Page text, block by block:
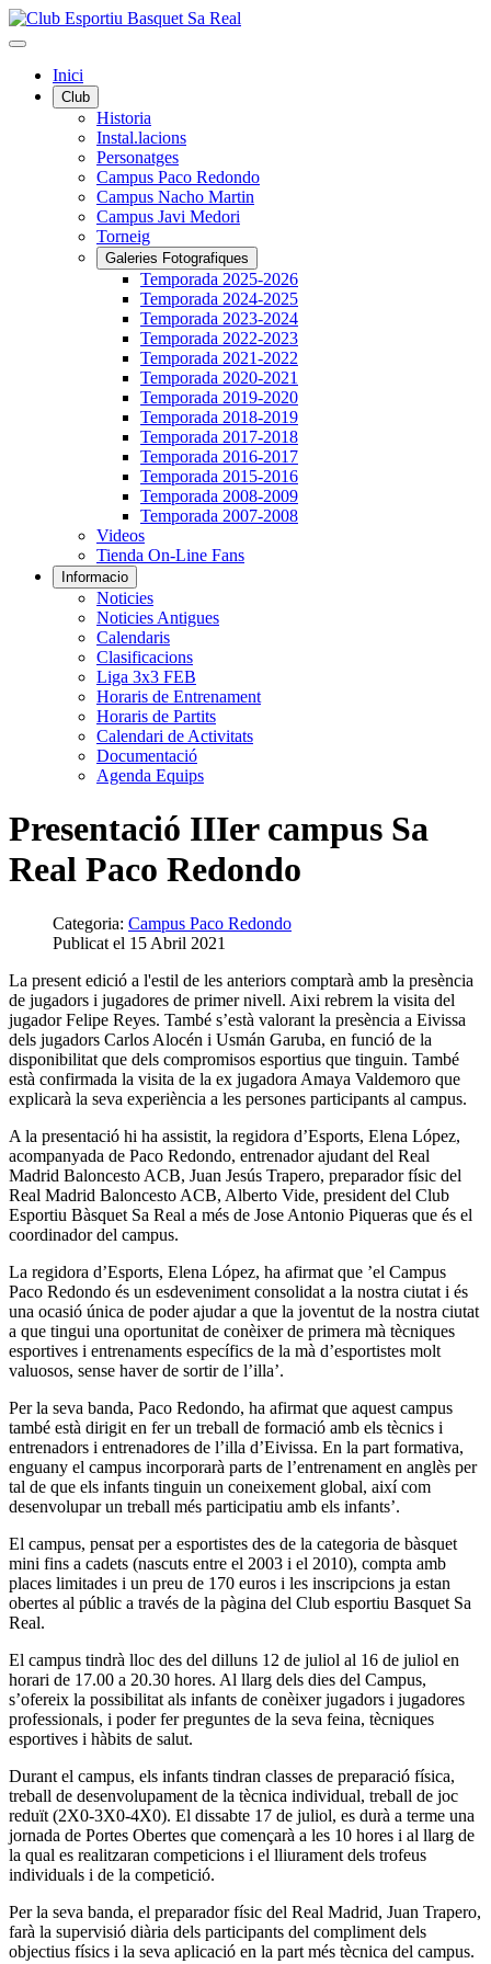
Inici
Club
Historia
Instal.lacions
Personatges
Campus Paco Redondo
Campus Nacho Martin
Campus Javi Medori
Torneig
Galeries Fotografiques
Temporada 2025-2026
Temporada 2024-2025
Temporada 2023-2024
Temporada 2022-2023
Temporada 2021-2022
Temporada 2020-2021
Temporada 2019-2020
Temporada 2018-2019
Temporada 2017-2018
Temporada 2016-2017
Temporada 2015-2016
Temporada 2008-2009
Temporada 2007-2008
Videos
Tienda On-Line Fans
Informacio
Noticies
Noticies Antigues
Calendaris
Clasificacions
Liga 3x3 FEB
Horaris de Entrenament
Horaris de Partits
Calendari de Activitats
Documentació
Agenda Equips
Presentació IIIer campus Sa
Real Paco Redondo
Categoria: Campus Paco Redondo
Publicat el 15 Abril 2021
La present edició a l'estil de les anteriors comptarà amb la presència
de jugadors i jugadores de primer nivell. Aixi rebrem la visita del
jugador Felipe Reyes. També s’està valorant la presència a Eivissa
dels jugadors Carlos Alocén i Usmán Garuba, en funció de la
disponibilitat que dels compromisos esportius que tinguin. També
està confirmada la visita de la ex jugadora Amaya Valdemoro que
explicarà la seva experiència a les persones participants al campus.
A la presentació hi ha assistit, la regidora d’Esports, Elena López,
acompanyada de Paco Redondo, entrenador ajudant del Real
Madrid Baloncesto ACB, Juan Jesús Trapero, preparador físic del
Real Madrid Baloncesto ACB, Alberto Vide, president del Club
Esportiu Bàsquet Sa Real a més de Jose Antonio Piqueras que és el
coordinador del campus.
La regidora d’Esports, Elena López, ha afirmat que ’el Campus
Paco Redondo és un esdeveniment consolidat a la nostra ciutat i és
una ocasió única de poder ajudar a que la joventut de la nostra ciutat
a que tingui una oportunitat de conèixer de primera mà tècniques
esportives i entrenaments específics de la mà d’esportistes molt
valuosos, sense haver de sortir de l’illa’.
Per la seva banda, Paco Redondo, ha afirmat que aquest campus
també està dirigit en fer un treball de formació amb els tècnics i
entrenadors i entrenadores de l’illa d’Eivissa. En la part formativa,
enguany el campus incorporarà parts de l’entrenament en anglès per
tal de que els infants tinguin un coneixement global, així com
desenvolupar un treball més participatiu amb els infants’.
El campus, pensat per a esportistes des de la categoria de bàsquet
mini fins a cadets (nascuts entre el 2003 i el 2010), compta amb
places limitades i un preu de 170 euros i les inscripcions ja estan
obertes al públic a través de la pàgina del Club esportiu Basquet Sa
Real.
El campus tindrà lloc des del dilluns 12 de juliol al 16 de juliol en
horari de 17.00 a 20.30 hores. Al llarg dels dies del Campus,
s’ofereix la possibilitat als infants de conèixer jugadors i jugadores
professionals, i poder fer preguntes de la seva feina, tècniques
esportives i hàbits de salut.
Durant el campus, els infants tindran classes de preparació física,
treball de desenvolupament de la tècnica individual, treball de joc
reduït (2X0-3X0-4X0). El dissabte 17 de juliol, es durà a terme una
jornada de Portes Obertes que començarà a les 10 hores i al llarg de
la qual es realitzaran competicions i el lliurament dels trofeus
individuals i de la competició.
Per la seva banda, el preparador físic del Real Madrid, Juan Trapero,
farà la supervisió diària dels participants del compliment dels
objectius físics i la seva aplicació en la part més tècnica del campus.